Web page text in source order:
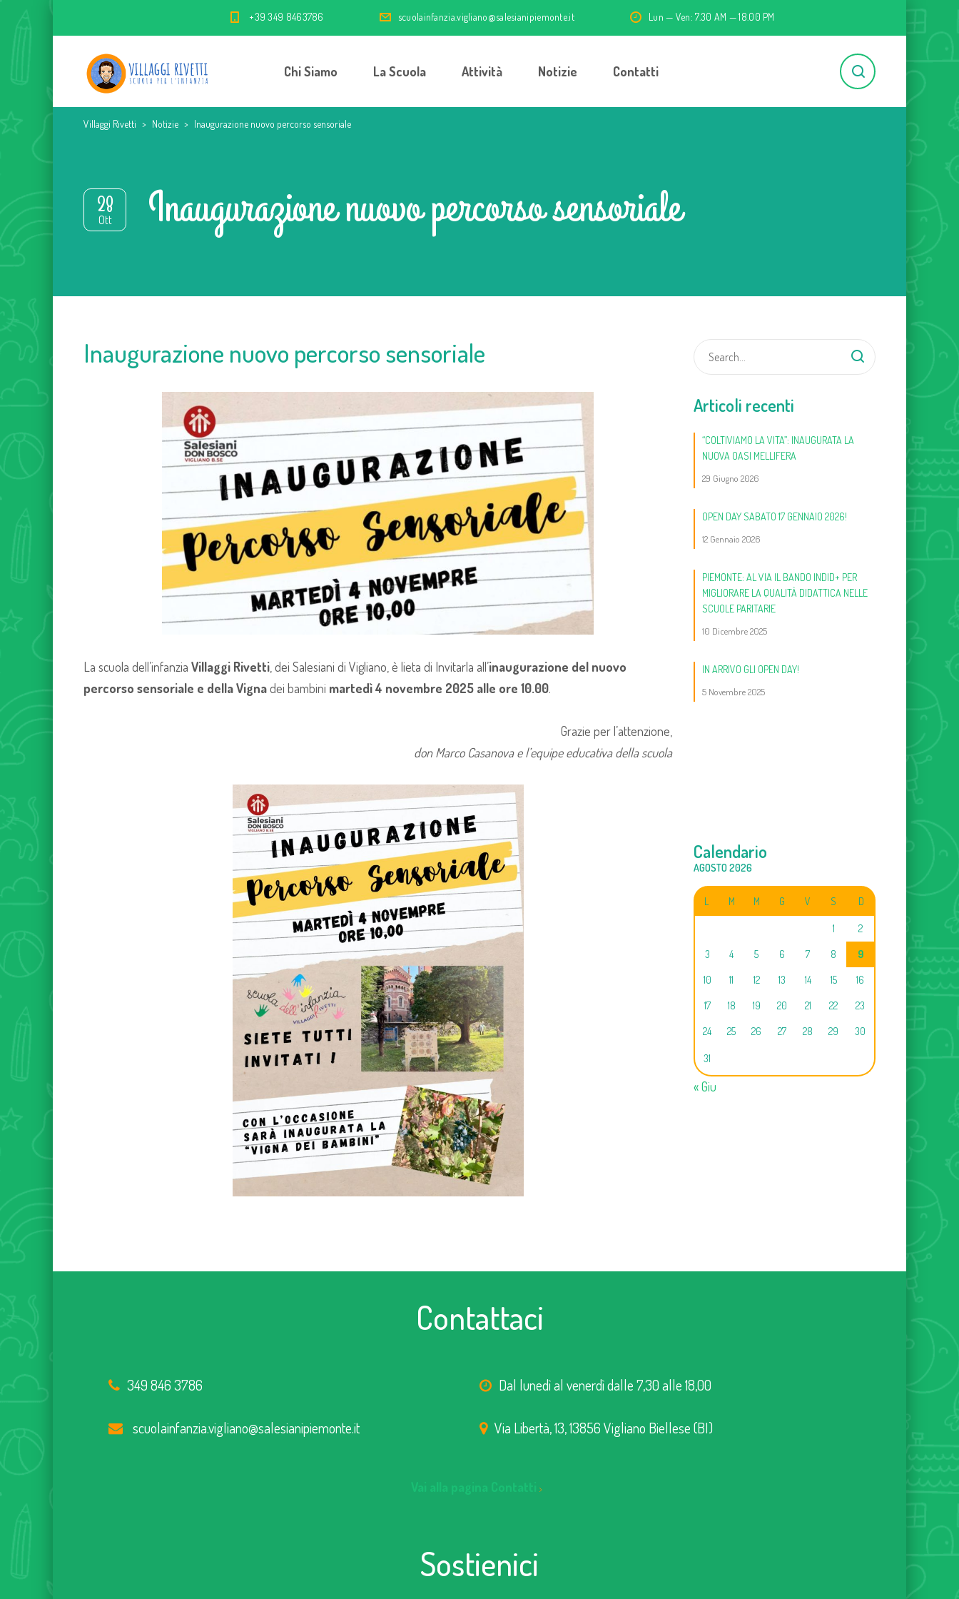
+39 349 8463786 scuolainfanzia.vigliano@salesianipiemonte.it Lun — Ven: 7.30 AM — 18.00 PM
Chi Siamo La Scuola Attività Notizie Contatti
Villaggi Rivetti > Notizie > Inaugurazione nuovo percorso sensoriale
28
Ott Inaugurazione nuovo percorso sensoriale
Inaugurazione nuovo percorso sensoriale
La scuola dell’infanzia Villaggi Rivetti , dei Salesiani di Vigliano, è lieta di Invitarla all’inaugurazione del nuovo
percorso sensoriale e della Vignadei bambini martedì 4 novembre 2025 alle ore 10.00.
Grazie per l’attenzione,
don Marco Casanova e l’equipe educativa della scuola
Articoli recenti
“COLTIVIAMO LA VITA”: INAUGURATA LA
NUOVA OASI MELLIFERA
29 Giugno 2026
OPEN DAY SABATO 17 GENNAIO 2026!
12 Gennaio 2026
PIEMONTE: AL VIA IL BANDO INDID+ PER
MIGLIORARE LA QUALITÀ DIDATTICA NELLE
SCUOLE PARITARIE
10 Dicembre 2025
IN ARRIVO GLI OPEN DAY!
5 Novembre 2025
Calendario
AGOSTO 2026
L M M G V S D
1 2
3 4 5 6 7 8 9
10 11 12 13 14 15 16
17 18 19 20 21 22 23
24 25 26 27 28 29 30
31
« Giu
Contattaci
349 846 3786
scuolainfanzia.vigliano@salesianipiemonte.it
Dal lunedì al venerdì dalle 7,30 alle 18,00
Via Libertà, 13, 13856 Vigliano Biellese (BI)
Sostienici